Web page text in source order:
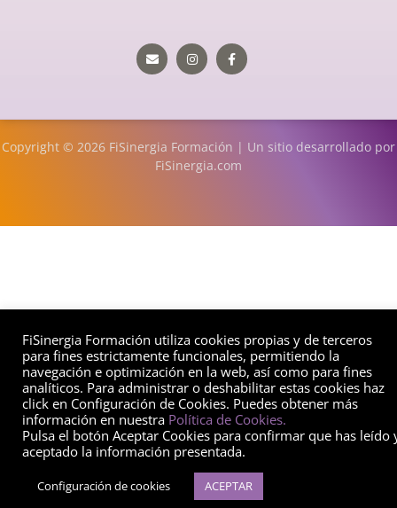
EnvelopeInstagramFacebook-
f
Copyright © 2026 FiSinergia Formación | Un sitio desarrollado por
FiSinergia.com
FiSinergia Formación utiliza cookies propias y de terceros
para fines estrictamente funcionales, permitiendo la
navegación e optimización en la web, así como para fines
analíticos. Para administrar o deshabilitar estas cookies haz
click en Configuración de Cookies. Puedes obtener más
información en nuestra Política de Cookies.
Pulsa el botón Aceptar Cookies para confirmar que has leído
aceptado la información presentada.
Configuración de cookies ACEPTAR